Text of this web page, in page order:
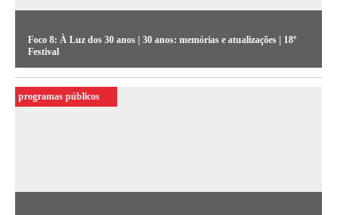
Foco 8: À Luz dos 30 anos | 30 anos: memórias e atualizações | 18º
Festival
programas públicos